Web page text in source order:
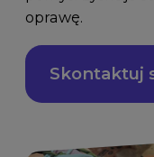
oprawę.
Skontaktuj